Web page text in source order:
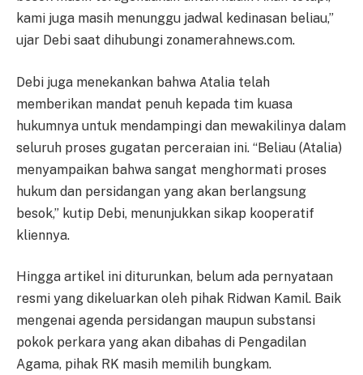
kami juga masih menunggu jadwal kedinasan beliau,”
ujar Debi saat dihubungi zonamerahnews.com.
Debi juga menekankan bahwa Atalia telah
memberikan mandat penuh kepada tim kuasa
hukumnya untuk mendampingi dan mewakilinya dalam
seluruh proses gugatan perceraian ini. “Beliau (Atalia)
menyampaikan bahwa sangat menghormati proses
hukum dan persidangan yang akan berlangsung
besok,” kutip Debi, menunjukkan sikap kooperatif
kliennya.
Hingga artikel ini diturunkan, belum ada pernyataan
resmi yang dikeluarkan oleh pihak Ridwan Kamil. Baik
mengenai agenda persidangan maupun substansi
pokok perkara yang akan dibahas di Pengadilan
Agama, pihak RK masih memilih bungkam.